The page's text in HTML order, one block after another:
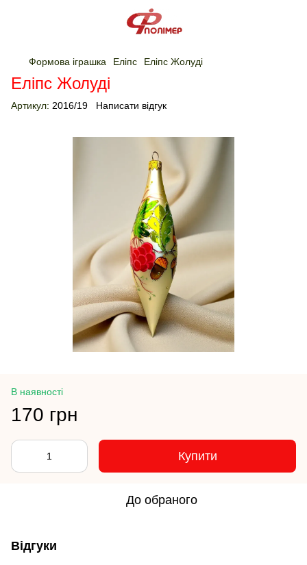
Формова іграшка Еліпс Еліпс Жолуді
Еліпс Жолуді
Артикул: 2016/19 Написати відгук
В наявності
170 грн
Купити
До обраного
Відгуки